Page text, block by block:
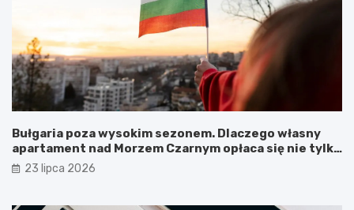
Bułgaria poza wysokim sezonem. Dlaczego własny
apartament nad Morzem Czarnym opłaca się nie tylko
latem?
23 lipca 2026